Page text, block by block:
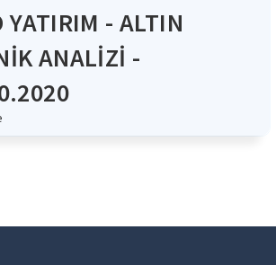
YATIRIM - ALTIN
ANALİZİ -